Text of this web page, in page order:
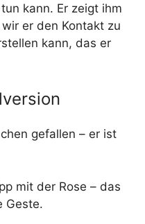
kann. Er zeigt ihm
er den Kontakt zu
kann, das er
gefallen – er ist
mit der Rose – das
Geste.